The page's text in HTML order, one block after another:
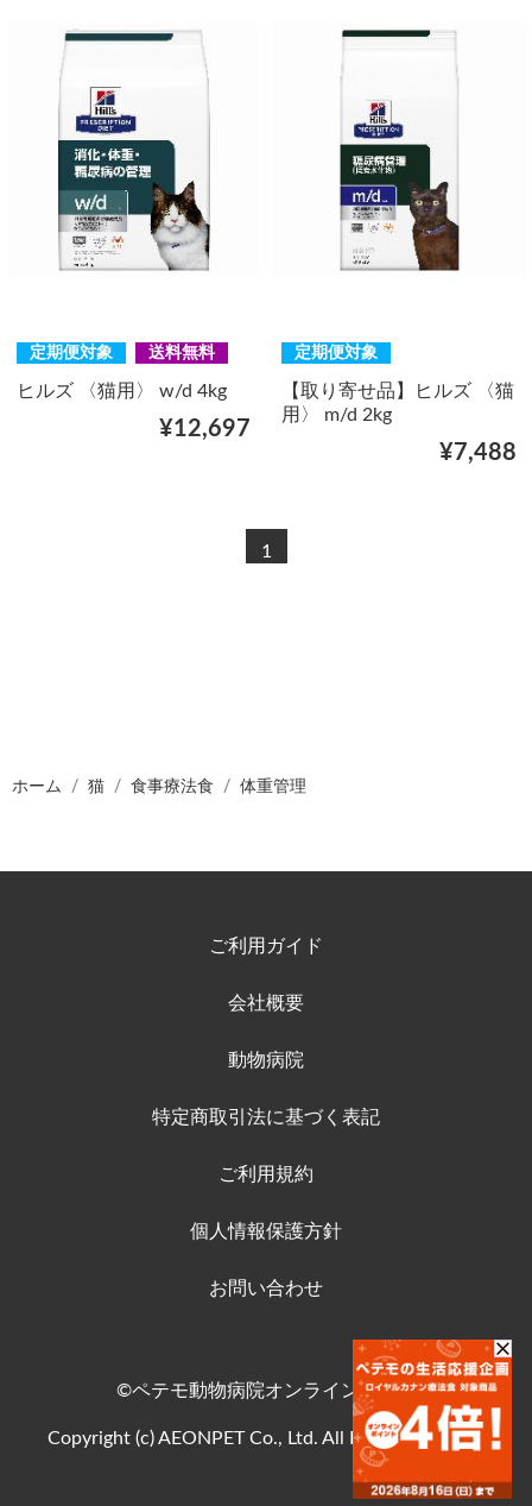
定期便対象 送料無料
ヒルズ 〈猫用〉 w/d 4kg
¥12,697
定期便対象
【取り寄せ品】ヒルズ 〈猫
用〉 m/d 2kg
¥7,488
1
ホーム 猫 食事療法食 体重管理
ご利用ガイド
会社概要
動物病院
特定商取引法に基づく表記
ご利用規約
個人情報保護方針
お問い合わせ
©ペテモ動物病院オンラインストア
Copyright (c) AEONPET Co., Ltd. All Rights Reserved.